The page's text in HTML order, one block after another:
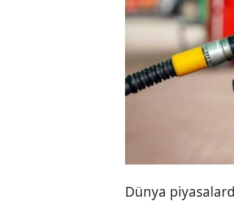
Dünya